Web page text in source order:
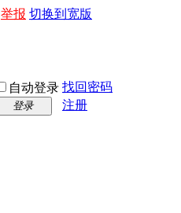
举报 切换到宽版
自动登录 找回密码
登录 注册